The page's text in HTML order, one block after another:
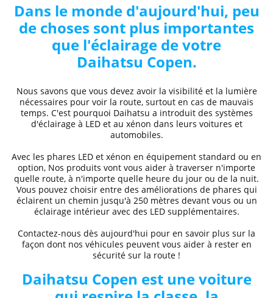
Dans le monde d'aujourd'hui, peu
de choses sont plus importantes
que l'éclairage de votre
Daihatsu Copen.
Nous savons que vous devez avoir la visibilité et la lumière
nécessaires pour voir la route, surtout en cas de mauvais
temps. C'est pourquoi Daihatsu a introduit des systèmes
d'éclairage à LED et au xénon dans leurs voitures et
automobiles.
Avec les phares LED et xénon en équipement standard ou en
option, Nos produits vont vous aider à traverser n'importe
quelle route, à n'importe quelle heure du jour ou de la nuit.
Vous pouvez choisir entre des améliorations de phares qui
éclairent un chemin jusqu'à 250 mètres devant vous ou un
éclairage intérieur avec des LED supplémentaires.
Contactez-nous dès aujourd'hui pour en savoir plus sur la
façon dont nos véhicules peuvent vous aider à rester en
sécurité sur la route !
Daihatsu Copen est une voiture